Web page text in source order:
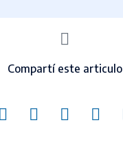
Compartí este articulo